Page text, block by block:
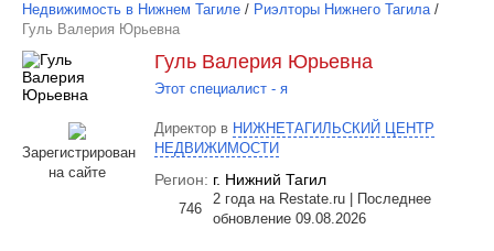
Недвижимость в Нижнем Тагиле / Риэлторы Нижнего Тагила /
Гуль Валерия Юрьевна
Зарегистрирован
на сайте
Гуль Валерия Юрьевна
Этот специалист - я
Директор в НИЖНЕТАГИЛЬСКИЙ ЦЕНТР
НЕДВИЖИМОСТИ
Регион: г. Нижний Тагил
746
2 года на Restate.ru | Последнее
обновление 09.08.2026